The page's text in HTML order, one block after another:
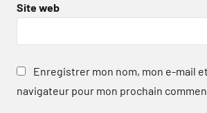
Site web
Enregistrer mon nom, mon e-mail
navigateur pour mon prochain